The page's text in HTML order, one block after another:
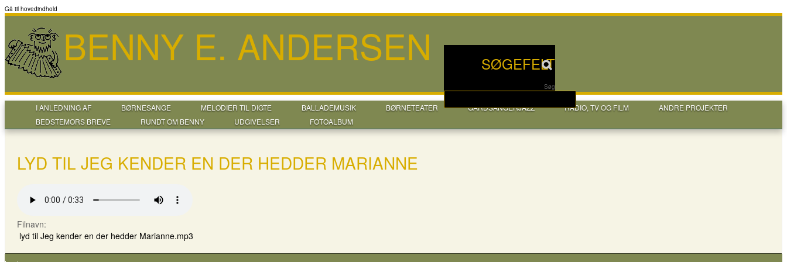
Gå til hovedindhold
SØGEFELT
Søg
BENNY E. ANDERSEN
I ANLEDNING AF BØRNESANGE MELODIER TIL DIGTE BALLADEMUSIK BØRNETEATER GÅRDSANGERJAZZ RADIO, TV OG FILM
ANDRE PROJEKTER
BEDSTEMORS BREVE
RUNDT OM BENNY UDGIVELSER FOTOALBUM
LYD TIL JEG KENDER EN DER HEDDER MARIANNE
Filnavn:
lyd til Jeg kender en der hedder Marianne.mp3